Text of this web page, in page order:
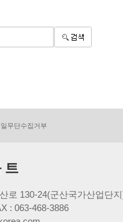
무단수집거부
트
로 130-24(군산국가산업단
: 063-468-3886